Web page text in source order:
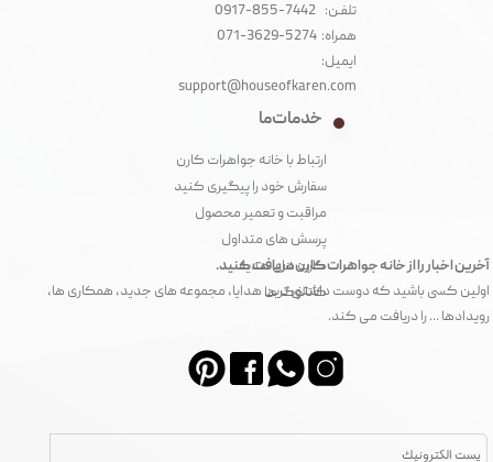
آخرین اخبار را از خانه جواهرات کارن دریافت کنید.
اولین کسی باشید که دوست داشتنی ترین هدایا، مجموعه های جدید، همکاری ها،
رویدادها ... را دریافت می کند.
تلفـن: 7442-855-0917
همراه: 5274-3629-071
ایمیل:
support@houseofkaren.com
خدمات ما
ارتباط با خانه جواهرات کارن
سفارش خود را پیگیری کنید
مراقبت و تعمیر محصول
پرسش های متداول
کارت های هدیه
کاتالوگ ها